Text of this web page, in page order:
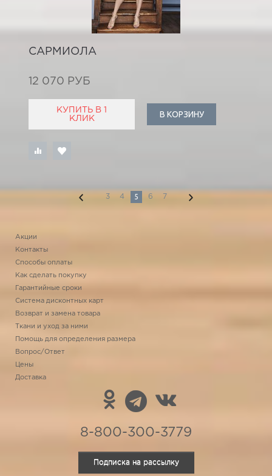
САРМИОЛА
12 070 РУБ
КУПИТЬ В 1
КЛИК
В КОРЗИНУ
3 4 5 6 7
Акции
Контакты
Способы оплаты
Как сделать покупку
Гарантийные сроки
Система дисконтных карт
Возврат и замена товара
Ткани и уход за ними
Помощь для определения размера
Вопрос/Ответ
Цены
Доставка
8-800-300-3779
Подписка на рассылку